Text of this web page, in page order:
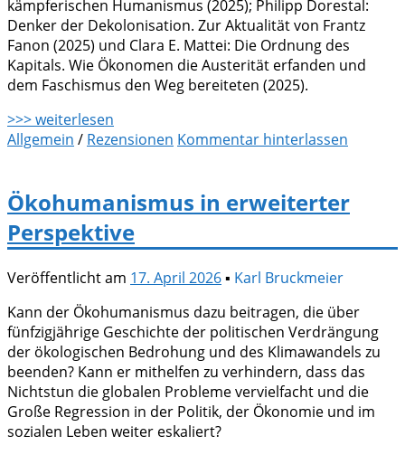
kämpferischen Humanismus (2025); Philipp Dorestal:
Denker der Dekolonisation. Zur Aktualität von Frantz
Fanon (2025) und Clara E. Mattei: Die Ordnung des
Kapitals. Wie Ökonomen die Austerität erfanden und
dem Faschismus den Weg bereiteten (2025).
>>> weiterlesen
Allgemein / Rezensionen Kommentar hinterlassen
Ökohumanismus in erweiterter
Perspektive
Veröffentlicht am 17. April 2026▪ Karl Bruckmeier
Kann der Ökohumanismus dazu beitragen, die über
fünfzigjährige Geschichte der politischen Verdrängung
der ökologischen Bedrohung und des Klimawandels zu
beenden? Kann er mithelfen zu verhindern, dass das
Nichtstun die globalen Probleme vervielfacht und die
Große Regression in der Politik, der Ökonomie und im
sozialen Leben weiter eskaliert?